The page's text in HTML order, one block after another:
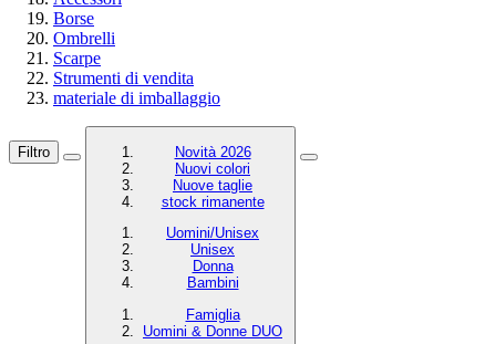
Borse
Ombrelli
Scarpe
Strumenti di vendita
materiale di imballaggio
Filtro
Novità 2026
Nuovi colori
Nuove taglie
stock rimanente
Uomini/Unisex
Unisex
Donna
Bambini
Famiglia
Uomini & Donne DUO